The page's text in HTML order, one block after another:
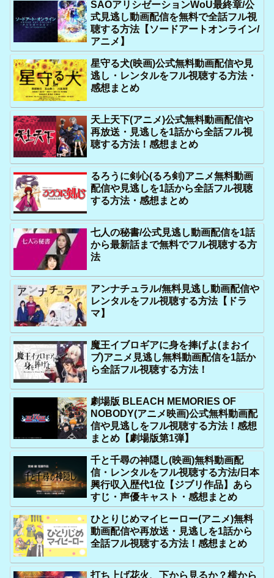
SAOアリシゼーションWoU最終章/公
式見逃し動画配信を無料で全話フル視
聴する方法【ソードアートオンライン/
アニメ】
星守る犬(映画)公式無料動画配信や見
逃し・レンタルをフル視聴する方法・
感想まとめ
天上天下(アニメ)公式無料動画配信や
再放送・見逃しを1話から全話フル視
聴する方法！感想まとめ
るろうに剣心(るろ剣)アニメ無料動画
配信や見逃しを1話から全話フル視聴
する方法・感想まとめ
七人の秘書/公式見逃し動画配信を1話
から最新話まで無料でフル視聴する方
法
アンナチュラル/無料見逃し動画配信や
レンタルをフル視聴する方法【ドラ
マ】
魔王イブロギアに身を捧げよ(まおイ
ブ)アニメ見逃し無料動画配信を1話か
ら全話フル視聴する方法！
劇場版 BLEACH MEMORIES OF
NOBODY(アニメ映画)公式無料動画配
信や見逃しをフル視聴する方法！感想
まとめ【劇場版第1弾】
千と千尋の神隠し(映画)無料動画配
信・レンタルをフル視聴する方法/日本
興行収入歴代1位【ジブリ作品】あら
すじ・声優キャスト・感想まとめ
ひとりじめマイヒーロー(アニメ)無料
動画配信や再放送・見逃しを1話から
全話フル視聴する方法！感想まとめ
打ち上げ花火、下から見るか？横から